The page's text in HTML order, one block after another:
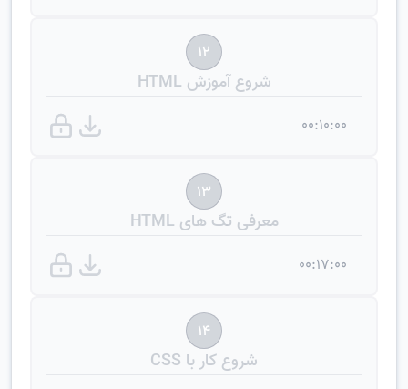
12
شروع آموزش HTML
00:10:00
13
معرفی تگ های HTML
00:17:00
14
شروع کار با CSS